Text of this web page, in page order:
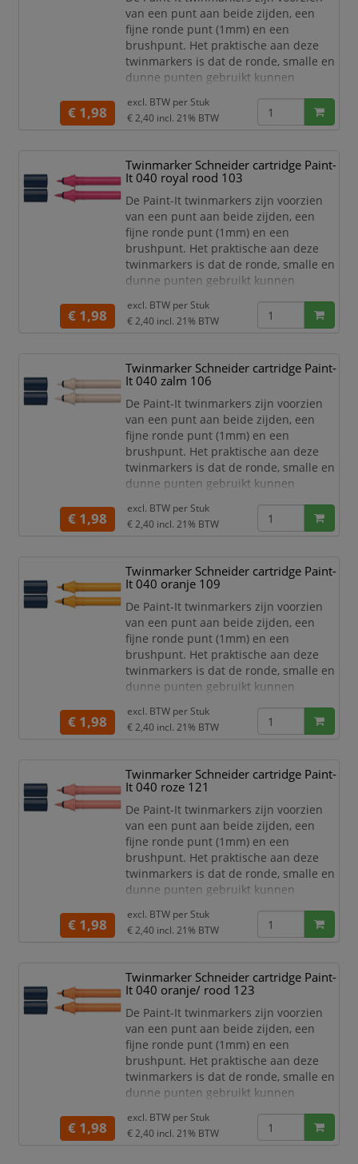
van een punt aan beide zijden, een
fijne ronde punt (1mm) en een
brushpunt. Het praktische aan deze
twinmarkers is dat de ronde, smalle en
dunne punten gebruikt kunnen
dikkere punten gebruikt kunnen
worden om grotere schrijf- en
egaal in te kleuren. Zo haal je met de
twinmarkers verschillende functies in
huis met één product! De 30 levend
€ 1,98
excl. BTW per Stuk
€ 2,40 incl. 21% BTW
Twinmarker Schneider cartridge Paint-
It 040 royal rood 103
De Paint-It twinmarkers zijn voorzien
van een punt aan beide zijden, een
fijne ronde punt (1mm) en een
brushpunt. Het praktische aan deze
twinmarkers is dat de ronde, smalle en
dunne punten gebruikt kunnen
dikkere punten gebruikt kunnen
worden om grotere schrijf- en
egaal in te kleuren. Zo haal je met de
twinmarkers verschillende functies in
€ 1,98
excl. BTW per Stuk
€ 2,40 incl. 21% BTW
Twinmarker Schneider cartridge Paint-
It 040 zalm 106
De Paint-It twinmarkers zijn voorzien
van een punt aan beide zijden, een
fijne ronde punt (1mm) en een
brushpunt. Het praktische aan deze
twinmarkers is dat de ronde, smalle en
dunne punten gebruikt kunnen
dikkere punten gebruikt kunnen
worden om grotere schrijf- en
egaal in te kleuren. Zo haal je met de
twinmarkers verschillende functies in
huis met één product! De 30 levend
€ 1,98
excl. BTW per Stuk
€ 2,40 incl. 21% BTW
Twinmarker Schneider cartridge Paint-
It 040 oranje 109
De Paint-It twinmarkers zijn voorzien
van een punt aan beide zijden, een
fijne ronde punt (1mm) en een
brushpunt. Het praktische aan deze
twinmarkers is dat de ronde, smalle en
dunne punten gebruikt kunnen
dikkere punten gebruikt kunnen
worden om grotere schrijf- en
egaal in te kleuren. Zo haal je met de
twinmarkers verschillende functies in
€ 1,98
excl. BTW per Stuk
€ 2,40 incl. 21% BTW
Twinmarker Schneider cartridge Paint-
It 040 roze 121
De Paint-It twinmarkers zijn voorzien
van een punt aan beide zijden, een
fijne ronde punt (1mm) en een
brushpunt. Het praktische aan deze
twinmarkers is dat de ronde, smalle en
dunne punten gebruikt kunnen
dikkere punten gebruikt kunnen
worden om grotere schrijf- en
egaal in te kleuren. Zo haal je met de
twinmarkers verschillende functies in
huis met één product! De 30 levend
€ 1,98
excl. BTW per Stuk
€ 2,40 incl. 21% BTW
Twinmarker Schneider cartridge Paint-
It 040 oranje/ rood 123
De Paint-It twinmarkers zijn voorzien
van een punt aan beide zijden, een
fijne ronde punt (1mm) en een
brushpunt. Het praktische aan deze
twinmarkers is dat de ronde, smalle en
dunne punten gebruikt kunnen
dikkere punten gebruikt kunnen
worden om grotere schrijf- en
€ 1,98
excl. BTW per Stuk
€ 2,40 incl. 21% BTW